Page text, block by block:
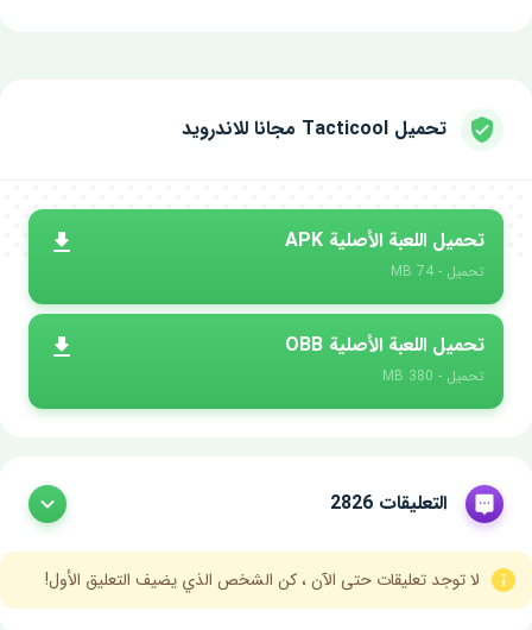
تحميل Tacticool مجانا للاندرويد
تحميل اللعبة الأصلية APK
تحميل - 74 MB
تحميل اللعبة الأصلية OBB
تحميل - 380 MB
التعليقات 2826
لا توجد تعليقات حتى الآن ، كن الشخص الذي يضيف التعليق الأول!